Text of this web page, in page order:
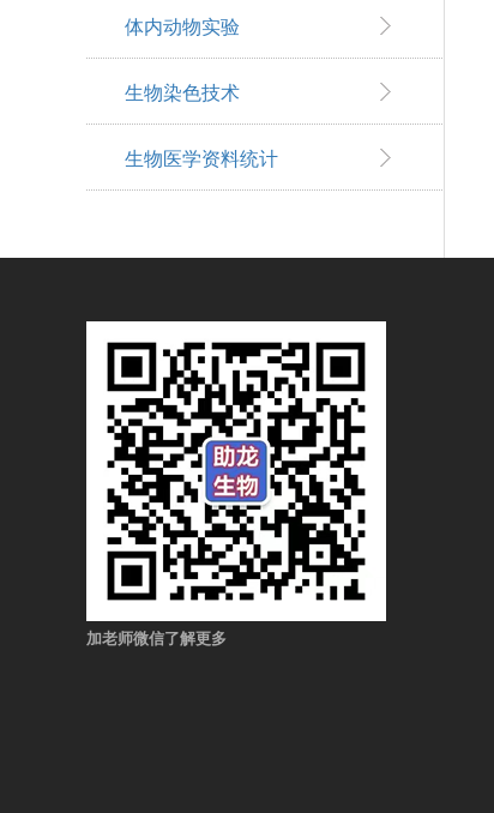
体内动物实验
生物染色技术
生物医学资料统计
加老师微信了解更多